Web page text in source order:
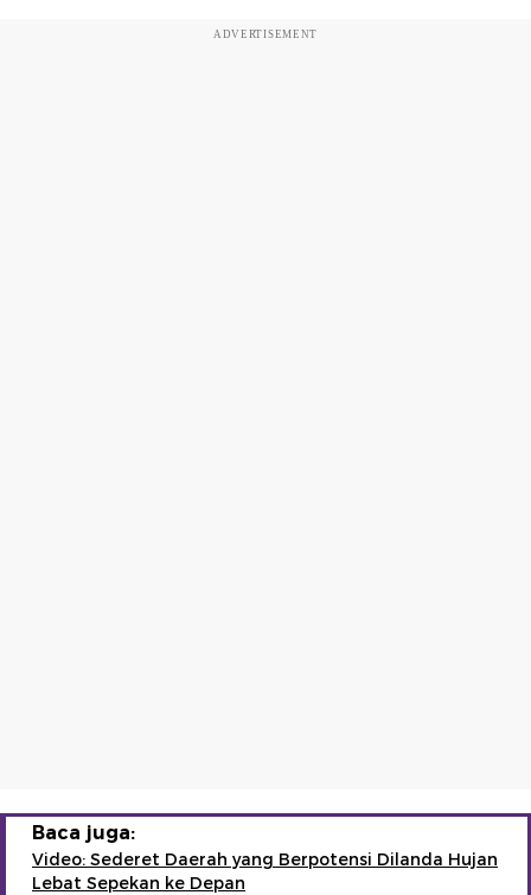
ADVERTISEMENT
Baca juga:
Video: Sederet Daerah yang Berpotensi Dilanda Hujan
Lebat Sepekan ke Depan